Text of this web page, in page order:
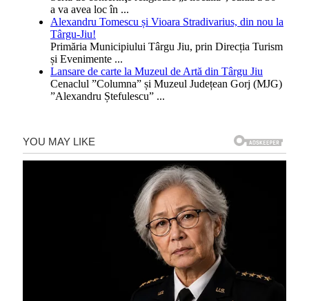
a va avea loc în ...
Alexandru Tomescu și Vioara Stradivarius, din nou la
Târgu-Jiu!
Primăria Municipiului Târgu Jiu, prin Direcția Turism
și Evenimente ...
Lansare de carte la Muzeul de Artă din Târgu Jiu
Cenaclul ”Columna” și Muzeul Județean Gorj (MJG)
”Alexandru Ștefulescu” ...